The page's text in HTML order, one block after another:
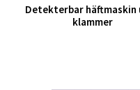
Detekterbar häftmaskin
klammer